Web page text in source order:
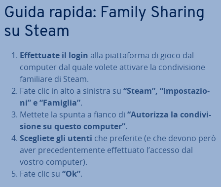
Guida rapida: Family Sharing
su Steam
Ef­fet­tua­te il login alla piat­ta­for­ma di gioco dal
computer dal quale volete attivare la con­di­vi­sio­ne
familiare di Steam.
Fate clic in alto a sinistra su “Steam”, “Im­po­sta­zio­
ni” e “Famiglia”.
Mettete la spunta a fianco di “Autorizza la con­di­vi­
sio­ne su questo computer”.
Scegliete gli utenti che preferite (e che devono però
aver pre­ce­den­te­men­te ef­fet­tua­to l’accesso dal
vostro computer).
Fate clic su “Ok”.